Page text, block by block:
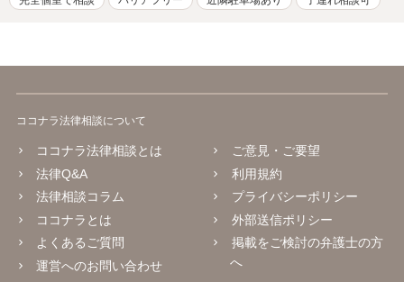
ココナラ法律相談について
ココナラ法律相談とは
法律Q&A
法律相談コラム
ココナラとは
よくあるご質問
運営へのお問い合わせ
ご意見・ご要望
利用規約
プライバシーポリシー
外部送信ポリシー
掲載をご検討の弁護士の方
へ